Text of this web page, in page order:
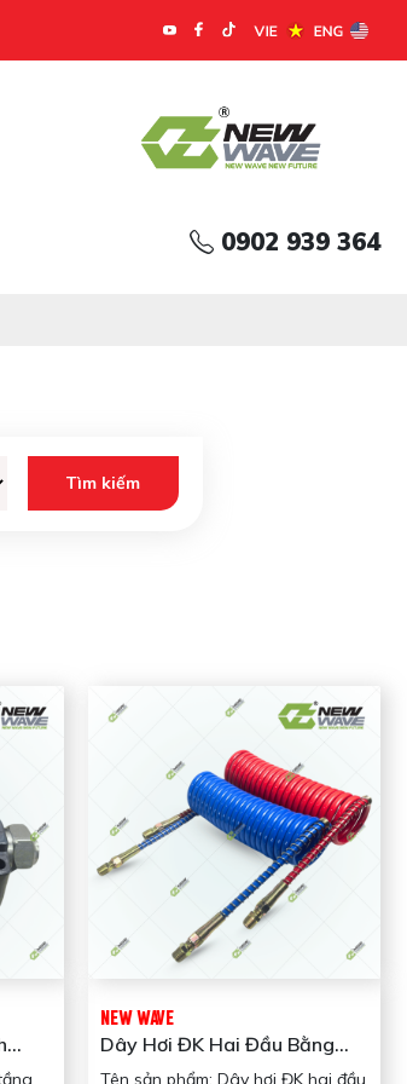
0902 939 364
NEW WAVE
Dây Hơi ĐK Hai Đầu Bằng
NW362805 New Wave
Tên sản phẩm: Dây hơi ĐK hai đầu